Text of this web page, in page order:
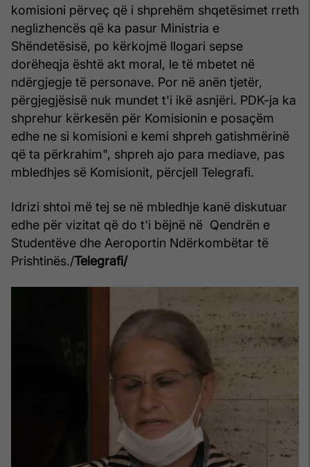
komisioni përveç që i shprehëm shqetësimet rreth
neglizhencës që ka pasur Ministria e
Shëndetësisë, po kërkojmë llogari sepse
dorëheqja është akt moral, le të mbetet në
ndërgjegje të personave. Por në anën tjetër,
përgjegjësisë nuk mundet t'i ikë asnjëri. PDK-ja ka
shprehur kërkesën për Komisionin e posaçëm
edhe ne si komisioni e kemi shpreh gatishmërinë
që ta përkrahim", shpreh ajo para mediave, pas
mbledhjes së Komisionit, përcjell Telegrafi.
Idrizi shtoi më tej se në mbledhje kanë diskutuar
edhe për vizitat që do t'i bëjnë në Qendrën e
Studentëve dhe Aeroportin Ndërkombëtar të
Prishtinës./Telegrafi/